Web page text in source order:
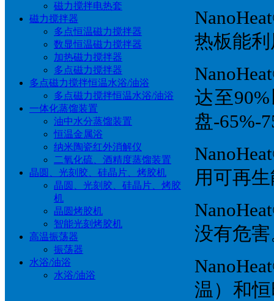
磁力搅拌电热套
磁力搅拌器
多点恒温磁力搅拌器
数显恒温磁力搅拌器
加热磁力搅拌器
多点磁力搅拌器
多点磁力搅拌恒温水浴/油浴
多点磁力搅拌恒温水浴/油浴
一体化蒸馏装置
油中水分蒸馏装置
恒温金属浴
纳米陶瓷红外消解仪
二氧化硫、酒精度蒸馏装置
晶圆、光刻胶、硅晶片、烤胶机
晶圆、光刻胶、硅晶片、烤胶
机
晶圆烤胶机
智能光刻烤胶机
高温振荡器
振荡器
水浴/油浴
水浴/油浴
热板能
达至
盘-65%-
用可再
没有危
温）和